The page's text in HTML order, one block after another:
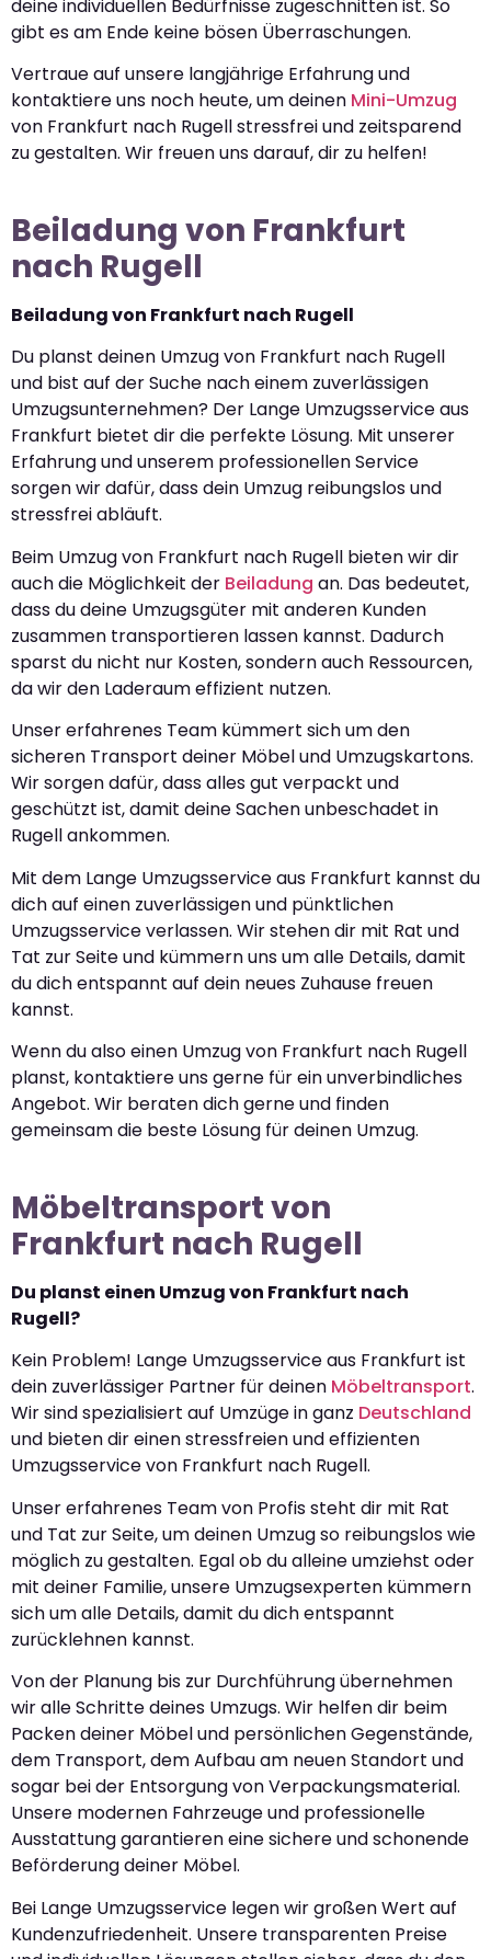
deine individuellen Bedürfnisse zugeschnitten ist. So
gibt es am Ende keine bösen Überraschungen.
Vertraue auf unsere langjährige Erfahrung und
kontaktiere uns noch heute, um deinen Mini-Umzug
von Frankfurt nach Rugell stressfrei und zeitsparend
zu gestalten. Wir freuen uns darauf, dir zu helfen!
Beiladung von Frankfurt
nach Rugell
Beiladung von Frankfurt nach Rugell
Du planst deinen Umzug von Frankfurt nach Rugell
und bist auf der Suche nach einem zuverlässigen
Umzugsunternehmen? Der Lange Umzugsservice aus
Frankfurt bietet dir die perfekte Lösung. Mit unserer
Erfahrung und unserem professionellen Service
sorgen wir dafür, dass dein Umzug reibungslos und
stressfrei abläuft.
Beim Umzug von Frankfurt nach Rugell bieten wir dir
auch die Möglichkeit der Beiladung an. Das bedeutet,
dass du deine Umzugsgüter mit anderen Kunden
zusammen transportieren lassen kannst. Dadurch
sparst du nicht nur Kosten, sondern auch Ressourcen,
da wir den Laderaum effizient nutzen.
Unser erfahrenes Team kümmert sich um den
sicheren Transport deiner Möbel und Umzugskartons.
Wir sorgen dafür, dass alles gut verpackt und
geschützt ist, damit deine Sachen unbeschadet in
Rugell ankommen.
Mit dem Lange Umzugsservice aus Frankfurt kannst du
dich auf einen zuverlässigen und pünktlichen
Umzugsservice verlassen. Wir stehen dir mit Rat und
Tat zur Seite und kümmern uns um alle Details, damit
du dich entspannt auf dein neues Zuhause freuen
kannst.
Wenn du also einen Umzug von Frankfurt nach Rugell
planst, kontaktiere uns gerne für ein unverbindliches
Angebot. Wir beraten dich gerne und finden
gemeinsam die beste Lösung für deinen Umzug.
Möbeltransport von
Frankfurt nach Rugell
Du planst einen Umzug von Frankfurt nach
Rugell?
Kein Problem! Lange Umzugsservice aus Frankfurt ist
dein zuverlässiger Partner für deinen Möbeltransport.
Wir sind spezialisiert auf Umzüge in ganz Deutschland
und bieten dir einen stressfreien und effizienten
Umzugsservice von Frankfurt nach Rugell.
Unser erfahrenes Team von Profis steht dir mit Rat
und Tat zur Seite, um deinen Umzug so reibungslos wie
möglich zu gestalten. Egal ob du alleine umziehst oder
mit deiner Familie, unsere Umzugsexperten kümmern
sich um alle Details, damit du dich entspannt
zurücklehnen kannst.
Von der Planung bis zur Durchführung übernehmen
wir alle Schritte deines Umzugs. Wir helfen dir beim
Packen deiner Möbel und persönlichen Gegenstände,
dem Transport, dem Aufbau am neuen Standort und
sogar bei der Entsorgung von Verpackungsmaterial.
Unsere modernen Fahrzeuge und professionelle
Ausstattung garantieren eine sichere und schonende
Beförderung deiner Möbel.
Bei Lange Umzugsservice legen wir großen Wert auf
Kundenzufriedenheit. Unsere transparenten Preise